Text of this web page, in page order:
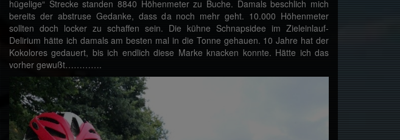
hügelige“ Strecke standen 8840 Höhenmeter zu Buche. Damals beschlich mich
bereits der abstruse Gedanke, dass da noch mehr geht. 10.000 Höhenmeter
sollten doch locker zu schaffen sein. Die kühne Schnapsidee im Zieleinlauf-
Delirium hätte ich damals am besten mal in die Tonne gehauen. 10 Jahre hat der
Kokolores gedauert, bis ich endlich diese Marke knacken konnte. Hätte ich das
vorher gewußt………….